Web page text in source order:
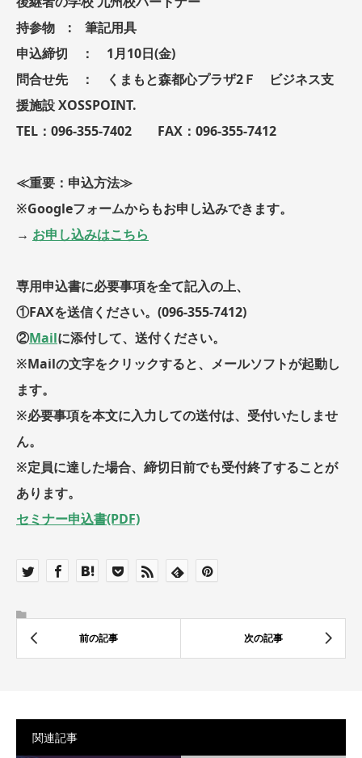
持参物 : 筆記用具
申込締切 ： 1月10日(金)
問合せ先 ： くまもと森都心プラザ2Ｆ ビジネス支
援施設 XOSSPOINT.
TEL：096-355-7402 FAX：096-355-7412
≪重要：申込方法≫
※Googleフォームからもお申し込みできます。
→ お申し込みはこちら
専用申込書に必要事項を全て記入の上、
①FAXを送信ください。(096-355-7412)
②Mailに添付して、送付ください。
※Mailの文字をクリックすると、メールソフトが起動し
ます。
※必要事項を本文に入力しての送付は、受付いたしませ
ん。
※定員に達した場合、締切日前でも受付終了することが
あります。
セミナー申込書(PDF)
関連記事